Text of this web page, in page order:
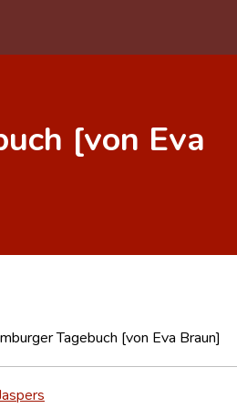
[von Eva
Tagebuch [von Eva Braun]